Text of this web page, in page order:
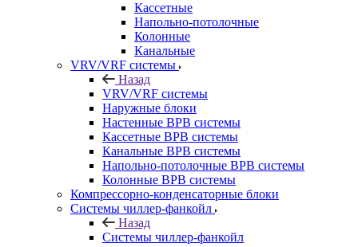
Кассетные
Напольно-потолочные
Колонные
Канальные
VRV/VRF системы
Назад
VRV/VRF системы
Наружные блоки
Настенные ВРВ системы
Кассетные ВРВ системы
Канальные ВРВ системы
Напольно-потолочные ВРВ системы
Колонные ВРВ системы
Компрессорно-конденсаторные блоки
Системы чиллер-фанкойл
Назад
Системы чиллер-фанкойл